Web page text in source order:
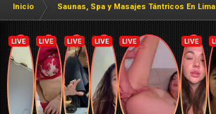
Inicio Saunas, Spa y Masajes Tántricos En Lima